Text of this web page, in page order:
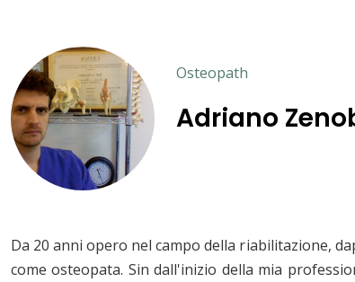
Osteopath
Adriano
Da 20 anni opero nel campo della riabilitazione,
come osteopata. Sin dall'inizio della mia